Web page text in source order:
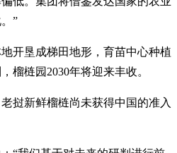
”
开垦成梯田地形，育苗中心种植
榴梿园2030年将迎来丰收。
挝新鲜榴梿尚未获得中国的准入